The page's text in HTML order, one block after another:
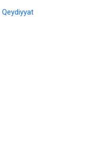
Qeydiyyat